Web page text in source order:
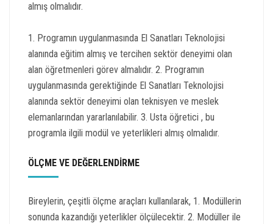
almış olmalıdır.
1. Programın uygulanmasında El Sanatları Teknolojisi
alanında eğitim almış ve tercihen sektör deneyimi olan
alan öğretmenleri görev almalıdır. 2. Programın
uygulanmasında gerektiğinde El Sanatları Teknolojisi
alanında sektör deneyimi olan teknisyen ve meslek
elemanlarından yararlanılabilir. 3. Usta öğretici , bu
programla ilgili modül ve yeterlikleri almış olmalıdır.
ÖLÇME VE DEĞERLENDİRME
Bireylerin, çeşitli ölçme araçları kullanılarak, 1. Modüllerin
sonunda kazandığı yeterlikler ölçülecektir. 2. Modüller ile